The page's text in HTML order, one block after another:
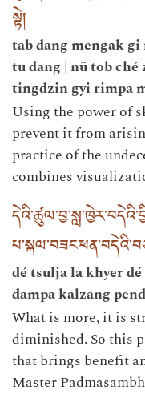
སྟེ།
tab dang mengak
tu dang | nü tob
tingdzin gyi rimpa
Using the power of
prevent it from
practice of the
combines
dé tsulja la khyer
dampa kalzang
What is more, it is
diminished. So this
that brings benefit
Master